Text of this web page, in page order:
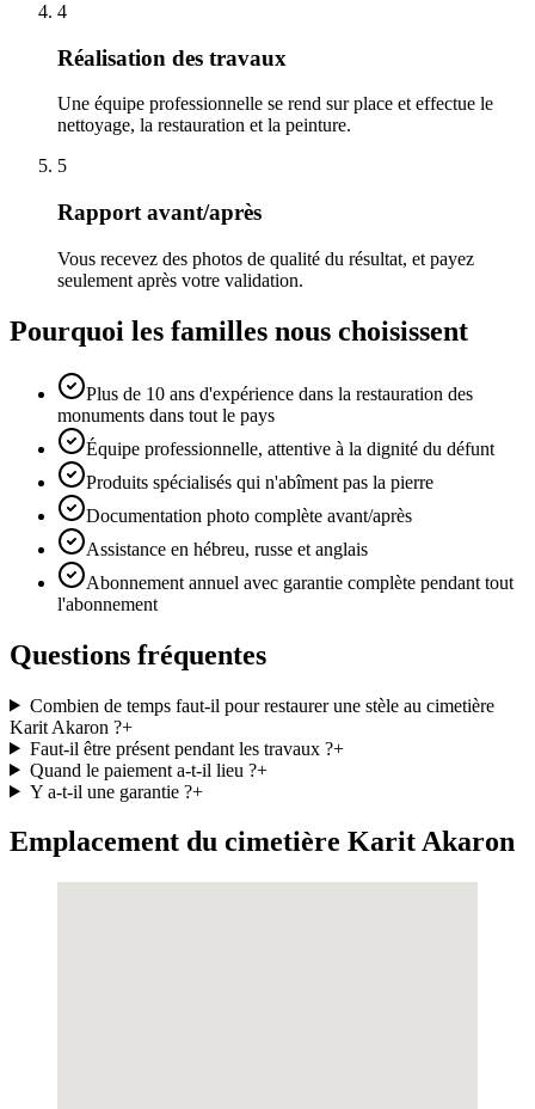
4
Réalisation des travaux
Une équipe professionnelle se rend sur place et effectue le
nettoyage, la restauration et la peinture.
5
Rapport avant/après
Vous recevez des photos de qualité du résultat, et payez
seulement après votre validation.
Pourquoi les familles nous choisissent
Plus de 10 ans d'expérience dans la restauration des
monuments dans tout le pays
Équipe professionnelle, attentive à la dignité du défunt
Produits spécialisés qui n'abîment pas la pierre
Documentation photo complète avant/après
Assistance en hébreu, russe et anglais
Abonnement annuel avec garantie complète pendant tout
l'abonnement
Questions fréquentes
Combien de temps faut-il pour restaurer une stèle au cimetière
Karit Akaron ?+
Faut-il être présent pendant les travaux ?+
Quand le paiement a-t-il lieu ?+
Y a-t-il une garantie ?+
Emplacement du cimetière Karit Akaron